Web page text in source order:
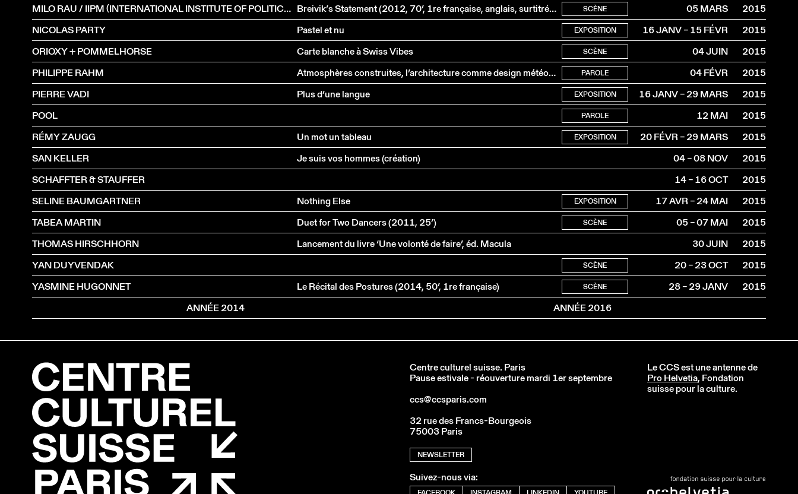
MILO RAU / IIPM (INTERNATIONAL INSTITUTE OF POLITICAL MURDER)
Breivik’s Statement (2012, 70’, 1re française, anglais, surtitré en français) SCÈNE 05 MARS
2015
NICOLAS PARTY
Pastel et nu EXPOSITION 16 JANV – 15 FÉVR
2015
ORIOXY + POMMELHORSE
Carte blanche à Swiss Vibes SCÈNE 04 JUIN
2015
PHILIPPE RAHM
Atmosphères construites, l’architecture comme design météorologique PAROLE 04 FÉVR
2015
PIERRE VADI
Plus d’une langue EXPOSITION 16 JANV – 29 MARS
2015
POOL
PAROLE 12 MAI
2015
RÉMY ZAUGG
Un mot un tableau EXPOSITION 20 FÉVR – 29 MARS
2015
SAN KELLER
Je suis vos hommes (création) 04 – 08 NOV
2015
SCHAFFTER & STAUFFER
14 – 16 OCT
2015
SELINE BAUMGARTNER
Nothing Else EXPOSITION 17 AVR – 24 MAI
2015
TABEA MARTIN
Duet for Two Dancers (2011, 25’) SCÈNE 05 – 07 MAI
2015
THOMAS HIRSCHHORN
Lancement du livre ‘Une volonté de faire’, éd. Macula 30 JUIN
2015
YAN DUYVENDAK
SCÈNE 20 – 23 OCT
2015
YASMINE HUGONNET
Le Récital des Postures (2014, 50’, 1re française) SCÈNE 28 – 29 JANV
2015
ANNÉE 2014
ANNÉE 2016
Centre culturel suisse. Paris
Pause estivale - réouverture mardi 1er septembre
ccs@ccsparis.com
32 rue des Francs-Bourgeois
75003 Paris
NEWSLETTER
Suivez-nous via:
Le CCS est une antenne de
Pro Helvetia, Fondation
suisse pour la culture.